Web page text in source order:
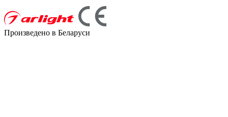
Произведено в Беларуси